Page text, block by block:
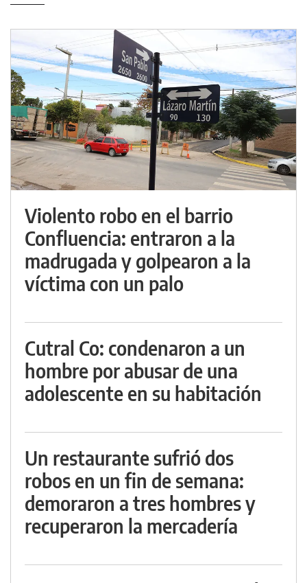
Violento robo en el barrio
Confluencia: entraron a la
madrugada y golpearon a la
víctima con un palo
Cutral Co: condenaron a un
hombre por abusar de una
adolescente en su habitación
Un restaurante sufrió dos
robos en un fin de semana:
demoraron a tres hombres y
recuperaron la mercadería